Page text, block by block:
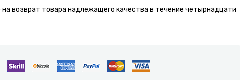
на возврат товара надлежащего качества в течение четырнадцати